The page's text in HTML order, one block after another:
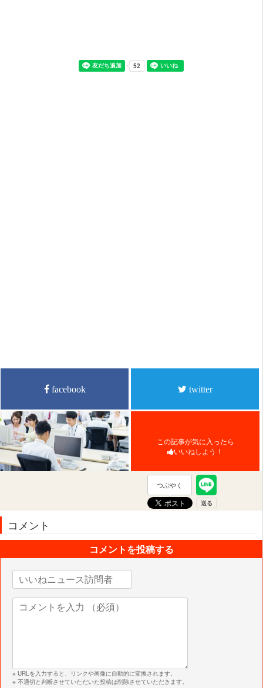
facebook twitter
この記事が気に入ったら
いいねしよう！
つぶやく
コメント
コメントを投稿する
※ URLを入力すると、リンクや画像に自動的に変換されます。
※ 不適切と判断させていただいた投稿は削除させていただきます。